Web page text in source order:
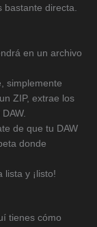
bastante directa.
en un archivo
simplemente
ZIP, extrae los
de que tu DAW
donde
lista y ¡listo!
tienes cómo